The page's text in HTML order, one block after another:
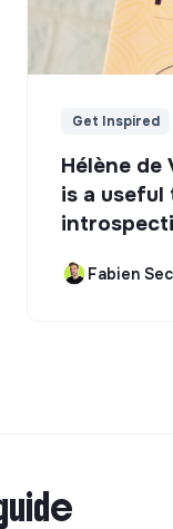
Get Inspired
Hélène de
is a
Fabien